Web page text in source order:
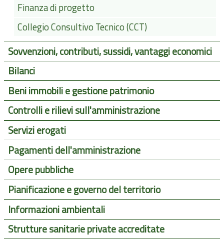
Finanza di progetto
Collegio Consultivo Tecnico (CCT)
Sovvenzioni, contributi, sussidi, vantaggi economici
Bilanci
Beni immobili e gestione patrimonio
Controlli e rilievi sull'amministrazione
Servizi erogati
Pagamenti dell'amministrazione
Opere pubbliche
Pianificazione e governo del territorio
Informazioni ambientali
Strutture sanitarie private accreditate